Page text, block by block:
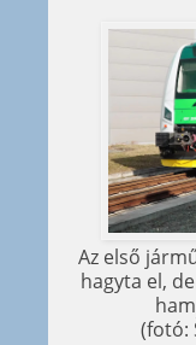
Az első
hagyta el,
(fotó: